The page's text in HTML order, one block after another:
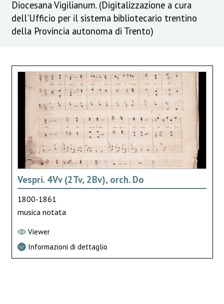
Diocesana Vigilianum. (Digitalizzazione a cura
dell'Ufficio per il sistema bibliotecario trentino
della Provincia autonoma di Trento)
Vespri. 4Vv (2Tv, 2Bv), orch. Do
1800-1861
musica notata
Viewer
Informazioni di dettaglio